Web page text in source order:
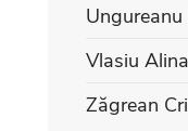
Ungureanu
Vlasiu
Zăgrean